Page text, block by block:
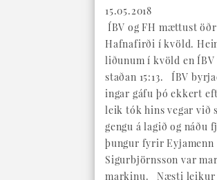
15.05.2018
ÍBV og FH mættust
Hafnafirði í kvöld.
liðunum í kvöld en
staðan 15:13. ÍBV
ingar gáfu þó ekkert
leik tók hins vegar við
gengu á lagið og
þungur fyrir
Sigurbjörnsson var
markinu. Næsti leikur